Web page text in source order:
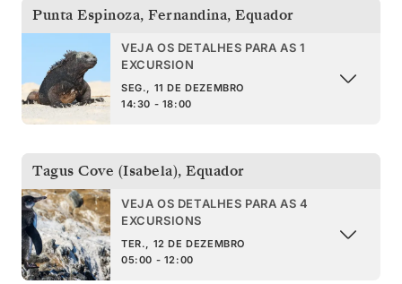
Punta Espinoza, Fernandina, Equador
VEJA OS DETALHES PARA AS 1
EXCURSION
SEG., 11 DE DEZEMBRO
14:30 - 18:00
Tagus Cove (Isabela), Equador
VEJA OS DETALHES PARA AS 4
EXCURSIONS
TER., 12 DE DEZEMBRO
05:00 - 12:00